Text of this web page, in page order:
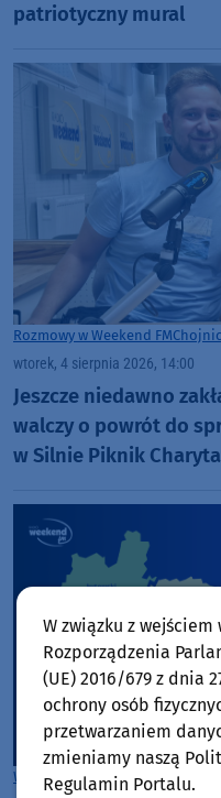
patriotyczny mural
Rozmowy w Weekend FM
wtorek, 4 sierpnia 2026, 14:00
Jeszcze niedawno
walczy o powrót do
w Silnie Piknik
Woj. Kujawsko-pomorskieWoj.
W związku z wejściem
Rozporządzenia
(UE) 2016/679 z dnia
ochrony osób
przetwarzaniem
zmieniamy naszą
Regulamin Portalu.